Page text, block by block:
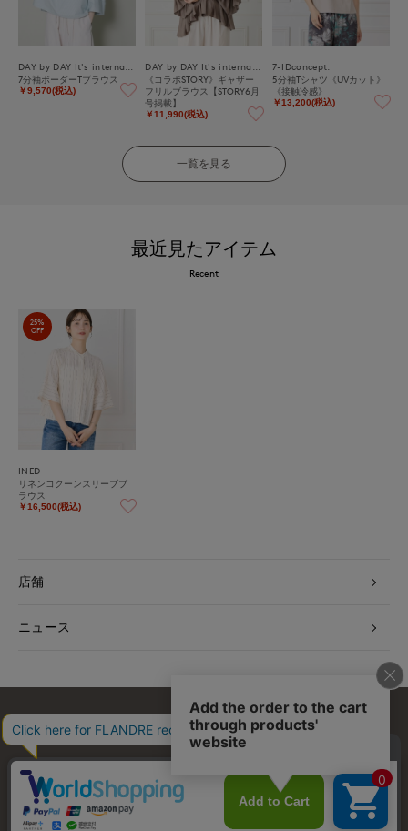
7分袖ボーダーTブラウス
￥9,570(税込)
《コラボSTORY》ギャザー
フリルブラウス【STORY6月
号掲載】
￥11,990(税込)
7-IDconcept.
5分袖Tシャツ《UVカット》
《接触冷感》
￥13,200(税込)
一覧を見る
最近見たアイテム
Recent
25%
OFF
INED
リネンコクーンスリーブブ
ラウス
￥16,500(税込)
店舗
ニュース
お問い合わせ 利用規約 会社概要 プライバシーポリシー
特定商取引・古物営業法に基づく表示 店舗リスト